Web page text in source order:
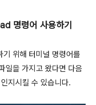
명령어 사용하기
위해 터미널 명령어를
일을 가지고 왔다면 다음
지시킬 수 있습니다.